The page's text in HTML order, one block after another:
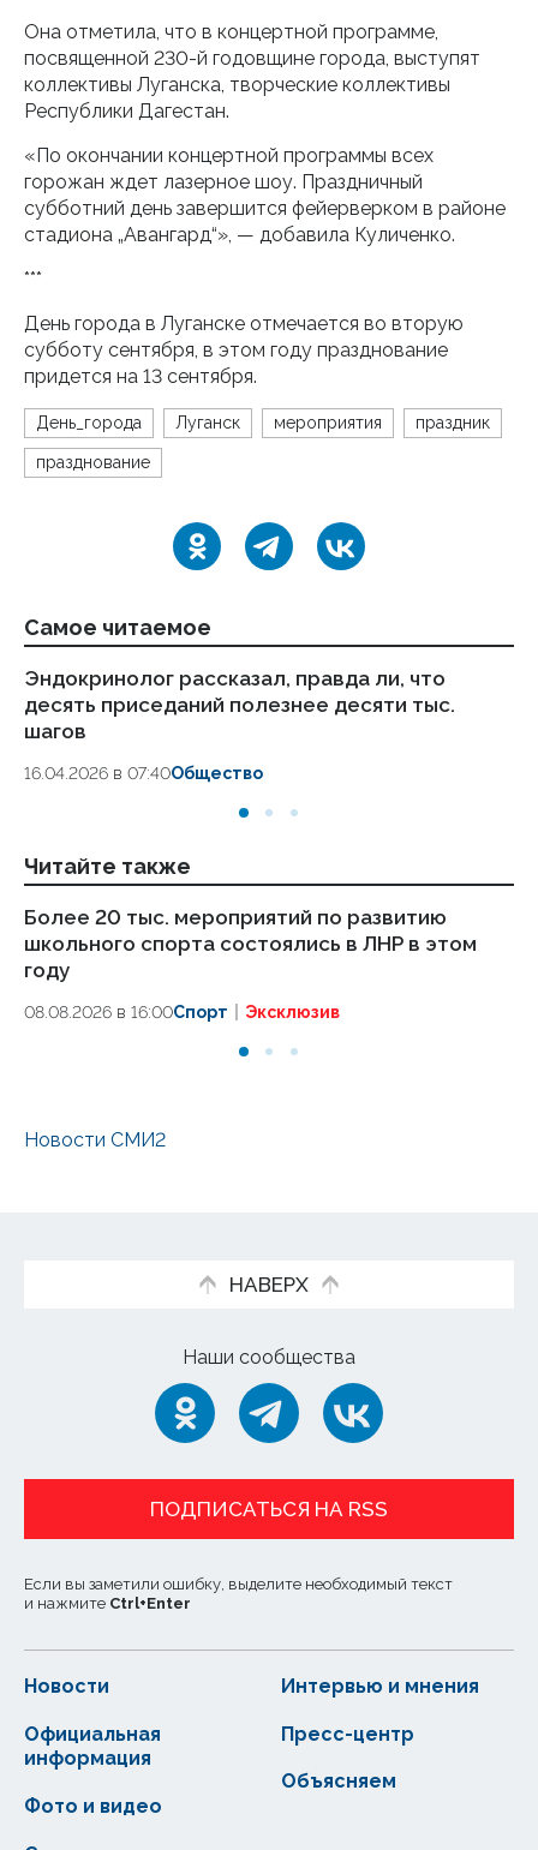
Она отметила, что в концертной программе,
посвященной 230-й годовщине города, выступят
коллективы Луганска, творческие коллективы
Республики Дагестан.
«По окончании концертной программы всех
горожан ждет лазерное шоу. Праздничный
субботний день завершится фейерверком в районе
стадиона „Авангард“», — добавила Куличенко.
***
День города в Луганске отмечается во вторую
субботу сентября, в этом году празднование
придется на 13 сентября.
День_города Луганск мероприятия праздник
празднование
Самое читаемое
Эндокринолог рассказал, правда ли, что
десять приседаний полезнее десяти тыс.
шагов
16.04.2026 в 07:40Общество
Читайте также
Более 20 тыс. мероприятий по развитию
школьного спорта состоялись в ЛНР в этом
году
08.08.2026 в 16:00Спорт Эксклюзив
Новости СМИ2
НАВЕРХ
Наши сообщества
ПОДПИСАТЬСЯ НА RSS
Если вы заметили ошибку, выделите необходимый текст
и нажмите Ctrl+Enter
Новости
Официальная
информация
Интервью и мнения
Фото и видео
Пресс-центр
Объясняем